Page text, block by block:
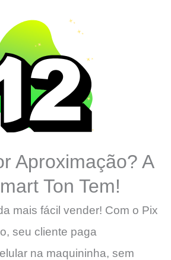
Aproximação? A
Ton Tem!
mais fácil vender! Com o Pix
seu cliente paga
na maquininha, sem